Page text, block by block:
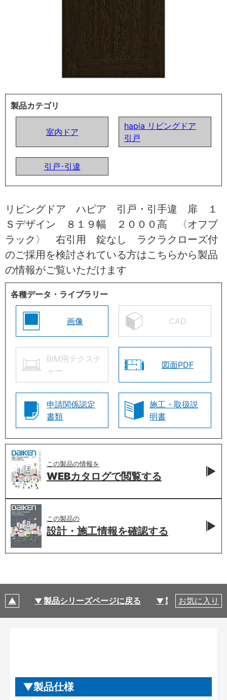
製品カテゴリ
室内ドア
hapia リビングドア
引戸
引戸･引違
リビングドア ハピア 引戸・引手違 扉 １
Ｓデザイン ８１９幅 ２０００高 〈オフブ
ラック〉 右引用 錠なし ラクラクローズ付
のご採用を検討されている方はこちらから製品
の情報がご覧いただけます
各種データ・ライブラリー
画像 CAD
BIM用テクスチ
ャー
図面PDF
申請関係認定
書類
施工・取扱説
明書
この製品の情報を
WEBカタログで閲覧する
この製品の
設計・施工情報を確認する
製品シリーズページに戻る 製品仕様
お気に入り
製品仕様